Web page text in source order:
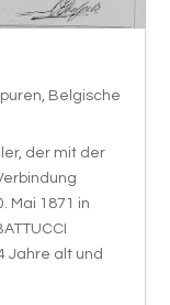
, Belgische
der mit der
Mai 1871 in
Jahre alt und